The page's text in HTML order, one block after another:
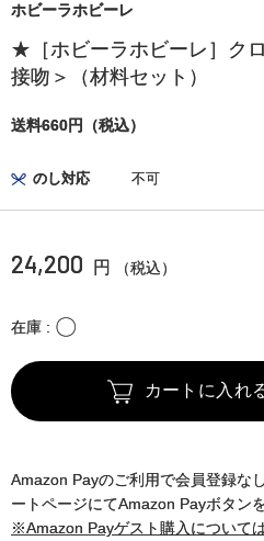
ホビーラホビーレ
★［ホビーラホビーレ］ク
接吻＞（材料セット）
送料660円（税込）
のし対応 不可
24,200 円 （税込）
在庫 〇
カートに入れ
Amazon Payのご利用で会員登録な
ートページにてAmazon Payボタン
※Amazon Payゲスト購入について